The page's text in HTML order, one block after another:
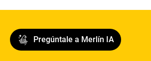
Pregúntale a Merlín IA